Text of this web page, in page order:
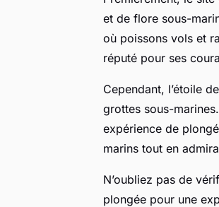
et de flore sous-
où poissons vols et
réputé pour ses
Cependant, l’étoile
grottes sous-
expérience de
marins tout en
N’oubliez pas de
plongée pour une